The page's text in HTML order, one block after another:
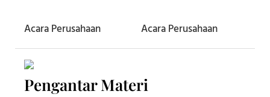
Acara Perusahaan Acara Perusahaan
Pengantar Materi